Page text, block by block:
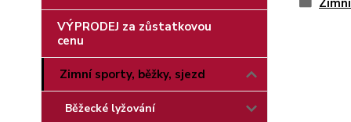
VÝPRODEJ za zůstatkovou
cenu
Zimní sporty, běžky, sjezd
Běžecké lyžování